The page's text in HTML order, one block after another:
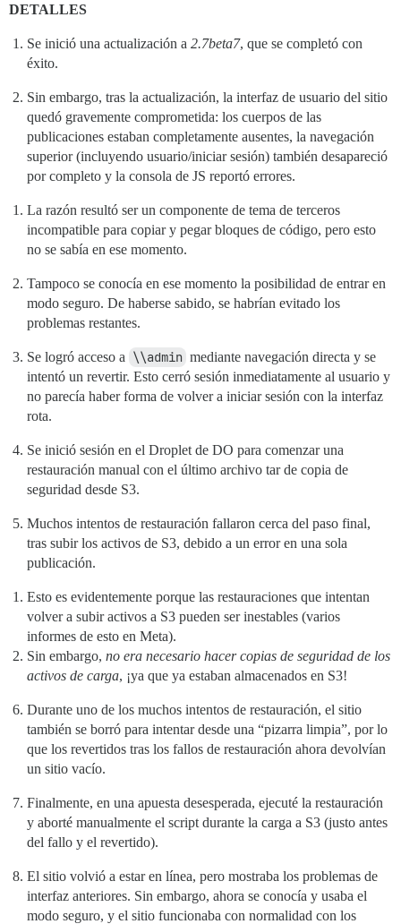
DETALLES
Se inició una actualización a 2.7beta7, que se completó con
éxito.
Sin embargo, tras la actualización, la interfaz de usuario del sitio
quedó gravemente comprometida: los cuerpos de las
publicaciones estaban completamente ausentes, la navegación
superior (incluyendo usuario/iniciar sesión) también desapareció
por completo y la consola de JS reportó errores.
La razón resultó ser un componente de tema de terceros
incompatible para copiar y pegar bloques de código, pero esto
no se sabía en ese momento.
Tampoco se conocía en ese momento la posibilidad de entrar en
modo seguro. De haberse sabido, se habrían evitado los
problemas restantes.
Se logró acceso a \\admin mediante navegación directa y se
intentó un revertir. Esto cerró sesión inmediatamente al usuario y
no parecía haber forma de volver a iniciar sesión con la interfaz
rota.
Se inició sesión en el Droplet de DO para comenzar una
restauración manual con el último archivo tar de copia de
seguridad desde S3.
Muchos intentos de restauración fallaron cerca del paso final,
tras subir los activos de S3, debido a un error en una sola
publicación.
Esto es evidentemente porque las restauraciones que intentan
volver a subir activos a S3 pueden ser inestables (varios
informes de esto en Meta).
Sin embargo, no era necesario hacer copias de seguridad de los
activos de carga, ¡ya que ya estaban almacenados en S3!
Durante uno de los muchos intentos de restauración, el sitio
también se borró para intentar desde una “pizarra limpia”, por lo
que los revertidos tras los fallos de restauración ahora devolvían
un sitio vacío.
Finalmente, en una apuesta desesperada, ejecuté la restauración
y aborté manualmente el script durante la carga a S3 (justo antes
del fallo y el revertido).
El sitio volvió a estar en línea, pero mostraba los problemas de
interfaz anteriores. Sin embargo, ahora se conocía y usaba el
modo seguro, y el sitio funcionaba con normalidad con los